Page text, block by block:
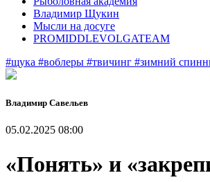
Владимир Щукин
Мысли на досуге
PROMIDDLEVOLGATEAM
#щука #воблеры #твичинг #зимний
Владимир Савельев
05.02.2025 08:00
«Понять» и